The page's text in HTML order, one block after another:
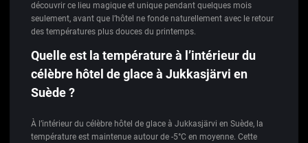
découvrir ce lieu magique et unique pendant quelques mois
seulement, avant que l’hôtel ne fonde naturellement avec le retour
des températures plus douces du printemps.
Quelle est la température à l’intérieur du
célèbre hôtel de glace à Jukkasjärvi en
Suède ?
À l’intérieur du célèbre hôtel de glace à Jukkasjärvi en Suède, la
température est maintenue autour de -5°C en moyenne. Cette